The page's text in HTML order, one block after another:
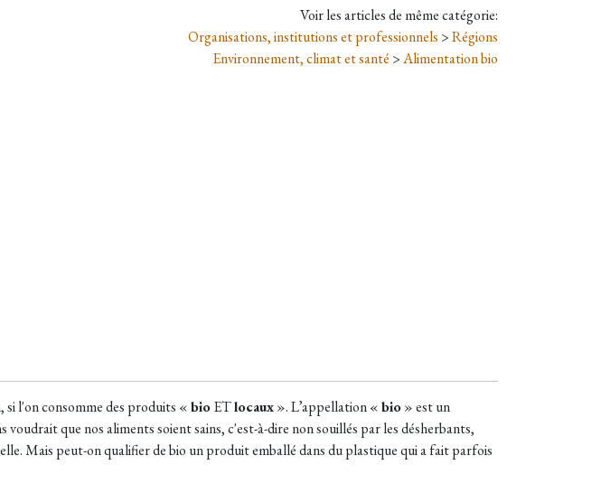
Voir les articles de même catégorie:
Organisations, institutions et professionnels >Régions
Environnement, climat et santé >Alimentation bio
si l'on consomme des produits «bioETlocaux». L’appellation «bio» est un
que nos aliments soient sains, c'est-à-dire non souillés par les désherbants,
Mais peut-on qualifier de bio un produit emballé dans du plastique qui a fait parfois